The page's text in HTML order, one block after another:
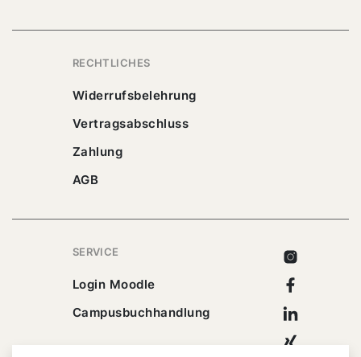
RECHTLICHES
Widerrufsbelehrung
Vertragsabschluss
Zahlung
AGB
SERVICE
Login Moodle
Campusbuchhandlung
Instagram
Facebook
Linkedin
Xing